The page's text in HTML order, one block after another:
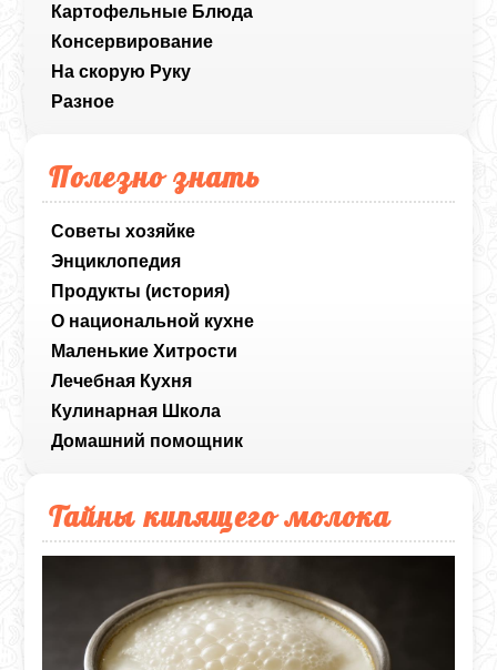
Картофельные Блюда
Консервирование
На скорую Руку
Разное
Полезно знать
Советы хозяйке
Энциклопедия
Продукты (история)
О национальной кухне
Маленькие Хитрости
Лечебная Кухня
Кулинарная Школа
Домашний помощник
Тайны кипящего молока